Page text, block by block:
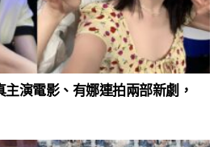
演電影、有娜連拍兩部新劇，